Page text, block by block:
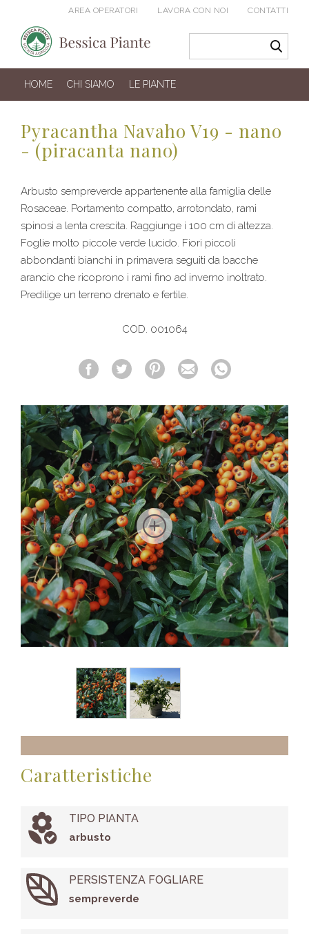
AREA OPERATORI LAVORA CON NOI CONTATTI
HOME CHI SIAMO LE PIANTE
Pyracantha Navaho V19 - nano
- (piracanta nano)
Arbusto sempreverde appartenente alla famiglia delle
Rosaceae. Portamento compatto, arrotondato, rami
spinosi a lenta crescita. Raggiunge i 100 cm di altezza.
Foglie molto piccole verde lucido. Fiori piccoli
abbondanti bianchi in primavera seguiti da bacche
arancio che ricoprono i rami fino ad inverno inoltrato.
Predilige un terreno drenato e fertile.
COD. 001064
Caratteristiche
TIPO PIANTA
arbusto
PERSISTENZA FOGLIARE
sempreverde